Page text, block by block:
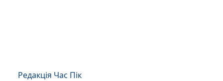
Редакція Час Пік